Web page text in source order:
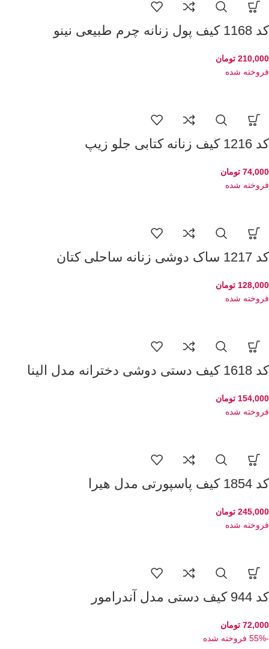
کد 1168 کیف پول زنانه چرم طبیعی نینو
210,000 تومان
فروخته شده
کد 1216 کیف زنانه کتابی جلو زیپ
74,000 تومان
فروخته شده
کد 1217 ساک دوشی زنانه ساحلی کتان
128,000 تومان
فروخته شده
کد 1618 کیف دستی دوشی دخترانه مدل الینا
154,000 تومان
فروخته شده
کد 1854 کیف پاسپورتی مدل هیرا
245,000 تومان
فروخته شده
کد 944 کیف دستی مدل آندرامور
72,000 تومان
-55%
فروخته شده